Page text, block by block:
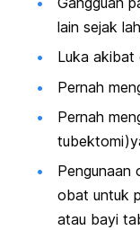
lain sejak
Luka akibat
Pernah
Pernah
Pengunaan
obat untuk
atau bayi